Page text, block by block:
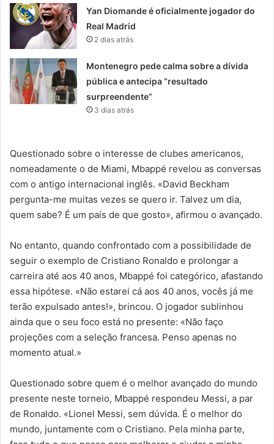
Yan Diomande é oficialmente jogador do
Real Madrid
2 dias atrás
Montenegro pede calma sobre a dívida
pública e antecipa “resultado
surpreendente”
3 dias atrás
Questionado sobre o interesse de clubes americanos,
nomeadamente o de Miami, Mbappé revelou as conversas
com o antigo internacional inglês. «David Beckham
pergunta-me muitas vezes se quero ir. Talvez um dia,
quem sabe? É um país de que gosto», afirmou o avançado.
No entanto, quando confrontado com a possibilidade de
seguir o exemplo de Cristiano Ronaldo e prolongar a
carreira até aos 40 anos, Mbappé foi categórico, afastando
essa hipótese. «Não estarei cá aos 40 anos, vocês já me
terão expulsado antes!», brincou. O jogador sublinhou
ainda que o seu foco está no presente: «Não faço
projeções com a seleção francesa. Penso apenas no
momento atual.»
Questionado sobre quem é o melhor avançado do mundo
presente neste torneio, Mbappé respondeu Messi, a par
de Ronaldo. «Lionel Messi, sem dúvida. É o melhor do
mundo, juntamente com o Cristiano. Pela minha parte,